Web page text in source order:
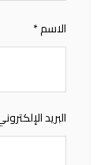
الاسم*
البريد